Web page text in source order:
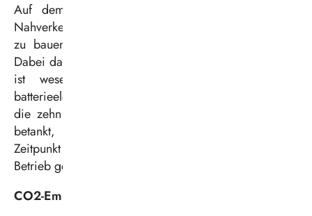
Auf dem Betriebshof in Herten beabsichtigt der
Nahverkehrsbetrieb zudem, eine Wasserstofftankstelle
zu bauen. Die Werkstatt wurde bereits modifiziert.
Dabei dauert ein Tankvorgang rund zehn Minuten und
ist wesentlich schneller als die Ladung von
batterieelektrisch betriebenen Bussen. Vorerst werden
die zehn Brennstoffzellenbusse bei der AGR Herten
betankt, die im vergangenen Jahr die zu diesem
Zeitpunkt größte Wasserstofftankstelle Deutschlands in
Betrieb genommen hat.
CO2-Emissionen gespart